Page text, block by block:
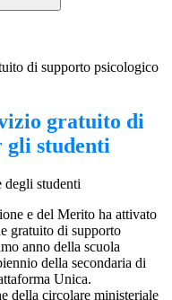
di supporto psicologico
gratuito di
gli studenti
degli studenti
e del Merito ha attivato
gratuito di supporto
anno della scuola
della secondaria di
Unica.
della circolare ministeriale